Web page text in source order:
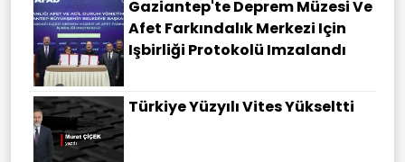
Gaziantep'te Deprem Müzesi Ve
Afet Farkındalık Merkezi Için
Işbirliği Protokolü Imzalandı
Türkiye Yüzyılı Vites Yükseltti